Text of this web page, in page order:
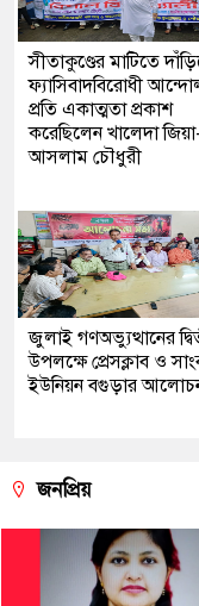
সীতাকুণ্ডের মাটিতে
ফ্যাসিবাদবিরোধী
প্রতি একাত্মতা প্রকাশ
করেছিলেন খালেদা
আসলাম চৌধুরী
জুলাই গণঅভ্যুত্থানের
উপলক্ষে প্রেসক্লাব ও
ইউনিয়ন বগুড়ার
জনপ্রিয়